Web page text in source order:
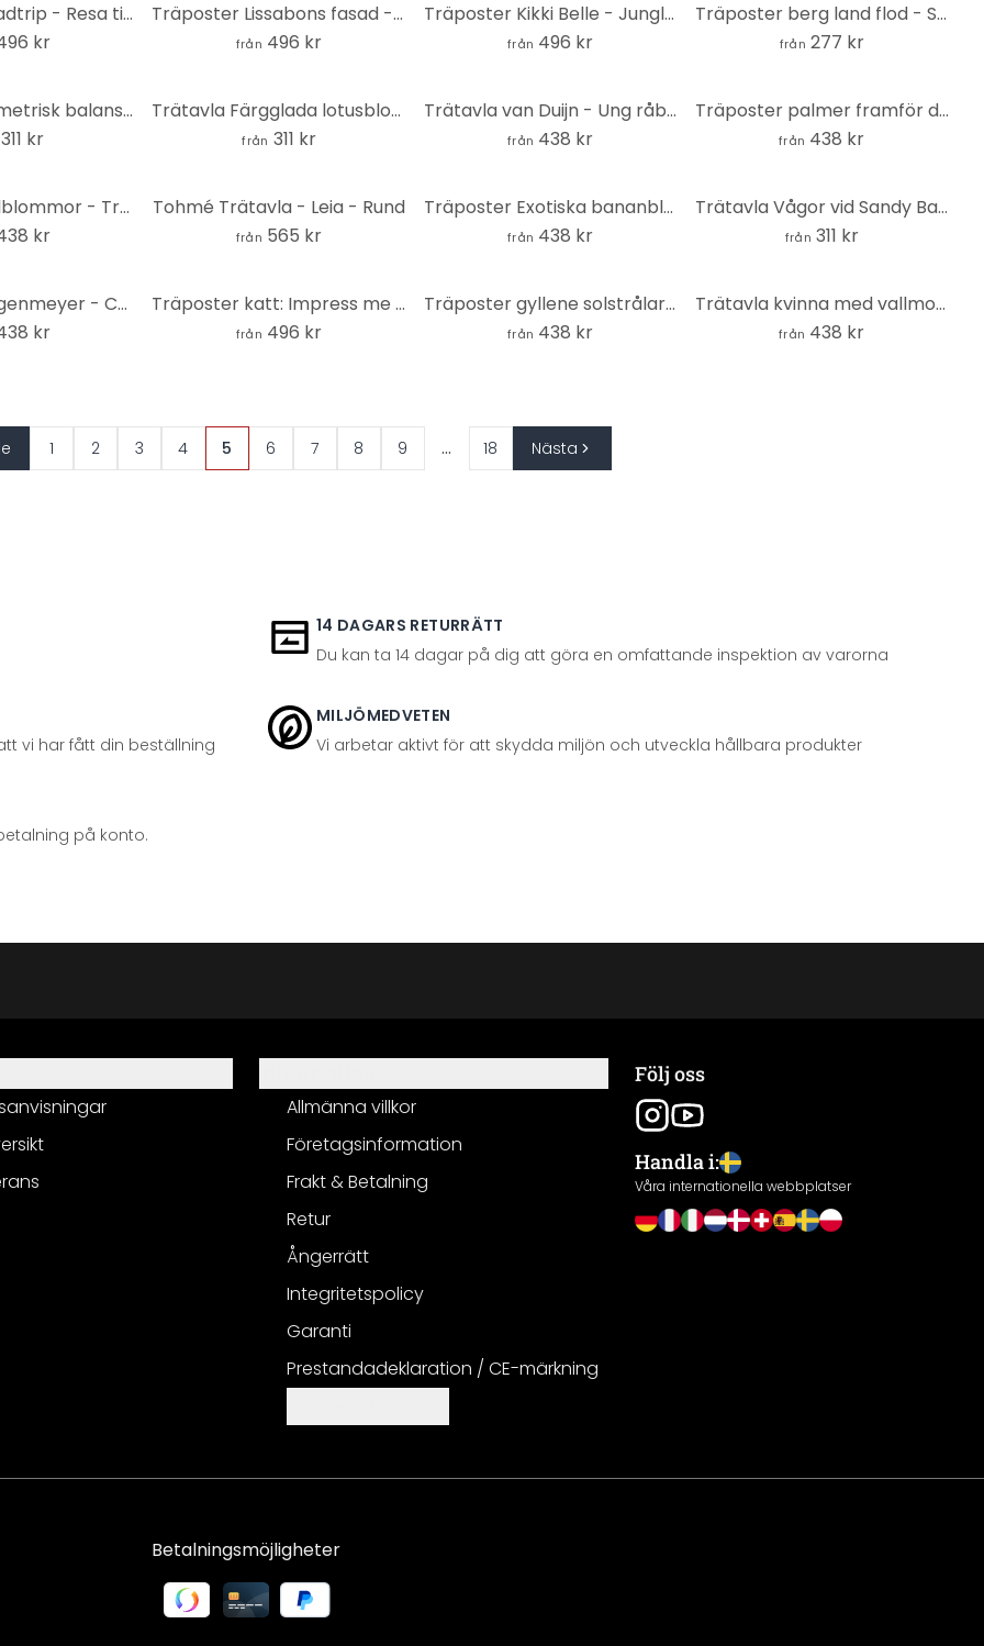
Träposter Roadtrip - Resa till månen - Taudalpoi
kr
Träposter Lissabons fasad - Tomljanovic
från 496 kr
Träposter Kikki Belle - Jungle Jive
från 496 kr
Träposter berg land flod - SpaceFrog Designs
från 277 kr
Trätavla Geometrisk balans - Abstrakt komposition - Costa - Rund
311 kr
Trätavla Färgglada lotusblommor - Kubistika - Rund
från 311 kr
Trätavla van Duijn - Ung råbock i ljung - Rund
från 438 kr
Träposter palmer framför den orangefärgade solen - Kubistika
från 438 kr
Färgglada vildblommor - Träposter - UN Designs
kr
Tohmé Trätavla - Leia - Rund
från 565 kr
Träposter Exotiska bananblad - Jaszke
från 438 kr
Trätavla Vågor vid Sandy Bay - Hobday - Rund
från 311 kr
Träposter Hagenmeyer - Casimir
kr
Träposter katt: Impress me Human - Bloom
från 496 kr
Träposter gyllene solstrålar - KsanaKalpa
från 438 kr
Trätavla kvinna med vallmoblommor i retrostil - Hülya
från 438 kr
1 2 3 4 5 6 7 8 9 ... 18 Nästa
14 DAGARS RETURRÄTT
Du kan ta 14 dagar på dig att göra en omfattande inspektion av varorna
vi har fått din beställning
MILJÖMEDVETEN
Vi arbetar aktivt för att skydda miljön och utveckla hållbara produkter
på konto.
Allmänna villkor
Företagsinformation
Frakt & Betalning
Retur
Ångerrätt
Integritetspolicy
Garanti
Prestandadeklaration / CE-märkning
Följ oss
Handla i:
Våra internationella webbplatser
Betalningsmöjligheter